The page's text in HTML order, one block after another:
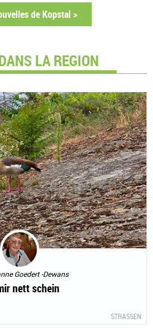
de Kopstal >
LA REGION
Goedert -Dewans
nett schein
STRASSEN